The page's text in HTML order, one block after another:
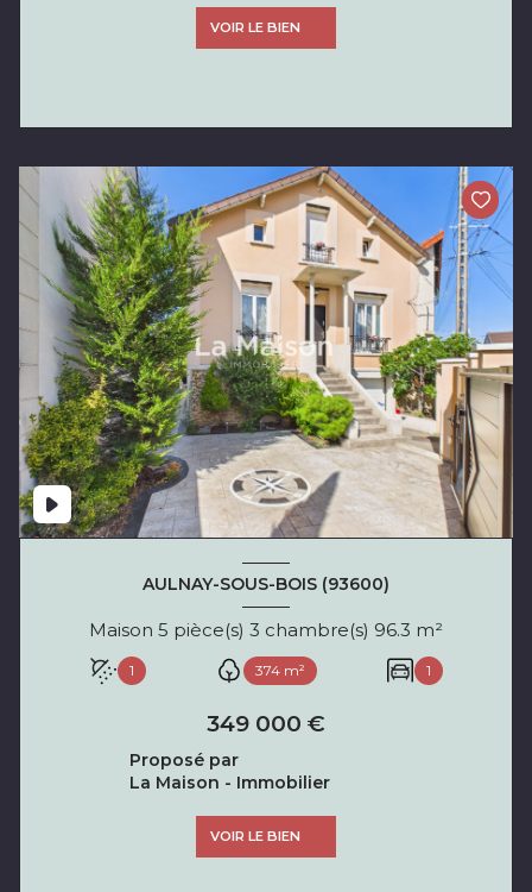
VOIR LE BIEN
AULNAY-SOUS-BOIS (93600)
Maison 5 pièce(s) 3 chambre(s) 96.3 m²
1 374 m² 1
349 000 €
Proposé par
La Maison - Immobilier
VOIR LE BIEN